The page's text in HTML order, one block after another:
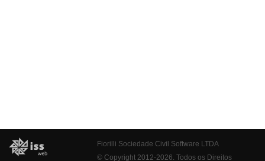
Fiorilli Sociedade Civil Software LTDA
© Copyright 2012-2026. Todos os Direitos